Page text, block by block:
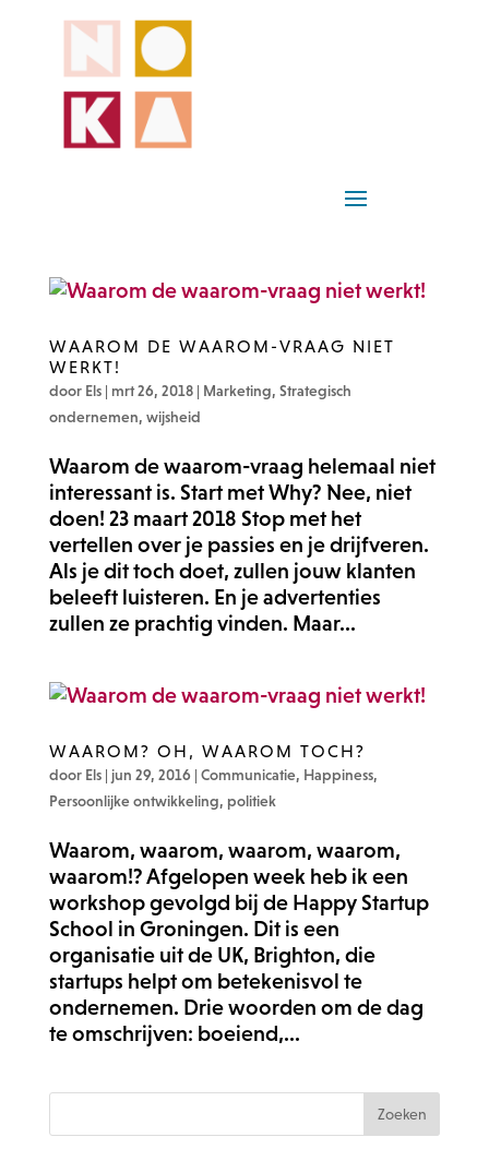
WAAROM DE WAAROM-VRAAG NIET
WERKT!
door Els| mrt 26, 2018| Marketing, Strategisch
ondernemen, wijsheid
Waarom de waarom-vraag helemaal niet
interessant is. Start met Why? Nee, niet
doen! 23 maart 2018 Stop met het
vertellen over je passies en je drijfveren.
Als je dit toch doet, zullen jouw klanten
beleeft luisteren. En je advertenties
zullen ze prachtig vinden. Maar...
WAAROM? OH, WAAROM TOCH?
door Els| jun 29, 2016| Communicatie, Happiness,
Persoonlijke ontwikkeling, politiek
Waarom, waarom, waarom, waarom,
waarom!? Afgelopen week heb ik een
workshop gevolgd bij de Happy Startup
School in Groningen. Dit is een
organisatie uit de UK, Brighton, die
startups helpt om betekenisvol te
ondernemen. Drie woorden om de dag
te omschrijven: boeiend,...